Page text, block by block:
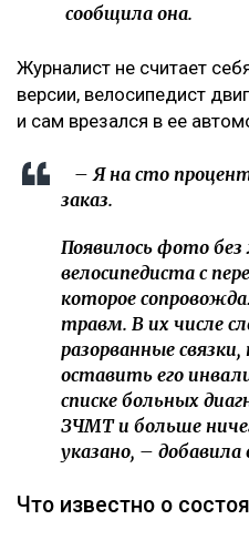
сообщила она.
Журналист не считает
версии, велосипедист
и сам врезался в ее
– Я на сто
заказ.
Появилось фото без
велосипедиста с
которое
травм. В их числе
разорванные
оставить его
списке больных
ЗЧМТ и больше
указано, – добавила
Что известно о